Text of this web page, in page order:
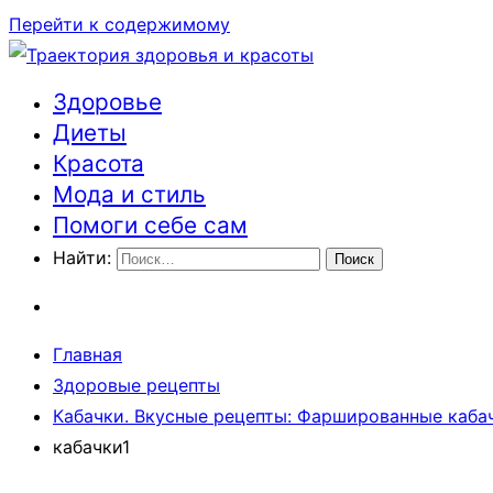
Перейти к содержимому
Траектория здоровья и красоты
Здоровье
Диеты
Красота
Мода и стиль
Помоги себе сам
Найти:
Главная
Здоровые рецепты
Кабачки. Вкусные рецепты: Фаршированные
кабачки1